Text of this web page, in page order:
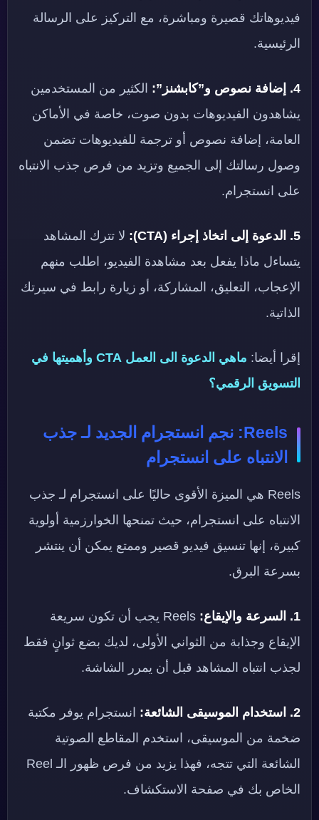
فيديوهاتك قصيرة ومباشرة، مع التركيز على الرسالة
الرئيسية.
4. إضافة نصوص و”كابشنز”:
الكثير من المستخدمين
يشاهدون الفيديوهات بدون صوت، خاصة في الأماكن
العامة، إضافة نصوص أو ترجمة للفيديوهات تضمن
وصول رسالتك إلى الجميع وتزيد من فرص جذب الانتباه
على انستجرام.
5. الدعوة إلى اتخاذ إجراء (CTA):
لا تترك المشاهد
يتساءل ماذا يفعل بعد مشاهدة الفيديو، اطلب منهم
الإعجاب، التعليق، المشاركة، أو زيارة رابط في سيرتك
الذاتية.
إقرا أيضا:
ماهي الدعوة الى العمل CTA وأهميتها في
التسويق الرقمي؟
Reels: نجم انستجرام الجديد لـ جذب
الانتباه على انستجرام
Reels هي الميزة الأقوى حاليًا على انستجرام لـ جذب
الانتباه على انستجرام، حيث تمنحها الخوارزمية أولوية
كبيرة، إنها تنسيق فيديو قصير وممتع يمكن أن ينتشر
بسرعة البرق.
1. السرعة والإيقاع:
Reels يجب أن تكون سريعة
الإيقاع وجذابة من الثواني الأولى، لديك بضع ثوانٍ فقط
لجذب انتباه المشاهد قبل أن يمرر الشاشة.
2. استخدام الموسيقى الشائعة:
انستجرام يوفر مكتبة
ضخمة من الموسيقى، استخدم المقاطع الصوتية
الشائعة التي تتجه، فهذا يزيد من فرص ظهور الـ Reel
الخاص بك في صفحة الاستكشاف.